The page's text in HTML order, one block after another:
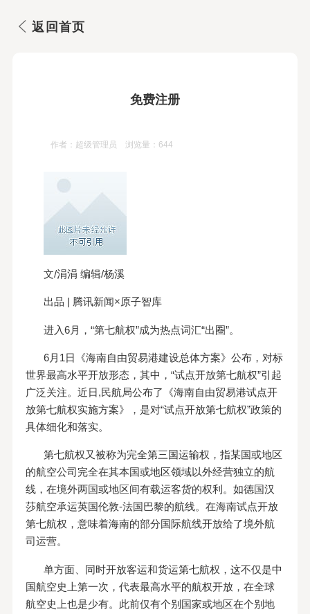
返回首页
免费注册
作者：超级管理员 浏览量：644
文/涓涓 编辑/杨溪
出品 | 腾讯新闻×原子智库
进入6月，“第七航权”成为热点词汇“出圈”。
6月1日《海南自由贸易港建设总体方案》公布，对标
世界最高水平开放形态，其中，“试点开放第七航权”引起
广泛关注。近日,民航局公布了《海南自由贸易港试点开
放第七航权实施方案》，是对“试点开放第七航权”政策的
具体细化和落实。
第七航权又被称为完全第三国运输权，指某国或地区
的航空公司完全在其本国或地区领域以外经营独立的航
线，在境外两国或地区间有载运客货的权利。如德国汉
莎航空承运英国伦敦-法国巴黎的航线。在海南试点开放
第七航权，意味着海南的部分国际航线开放给了境外航
司运营。
单方面、同时开放客运和货运第七航权，这不仅是中
国航空史上第一次，代表最高水平的航权开放，在全球
航空史上也是少有。此前仅有个别国家或地区在个别地